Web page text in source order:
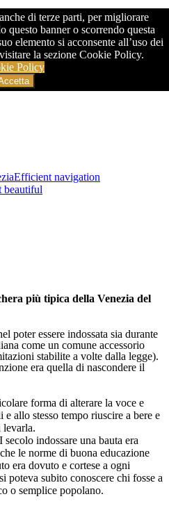
di terze parti, per migliorare
questo banner o scorrendo questa
elemento si acconsente all’uso dei
la sezione Cookie Policy.
Policy
Efficient navigation
beautiful
più tipica della Venezia del
poter essere indossata sia durante
come un comune accessorio
stabilite a volte dalla legge).
era quella di nascondere il
forma di alterare la voce e
allo stesso tempo riuscire a bere e
levarla.
indossare una bauta era
le norme di buona educazione
era dovuto e cortese a ogni
poteva subito conoscere chi fosse a
o semplice popolano.